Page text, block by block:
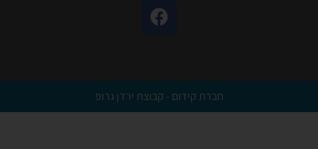
חברת קידום - קבוצת ירדן גרופ